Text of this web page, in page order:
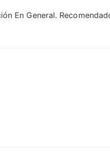
En General.